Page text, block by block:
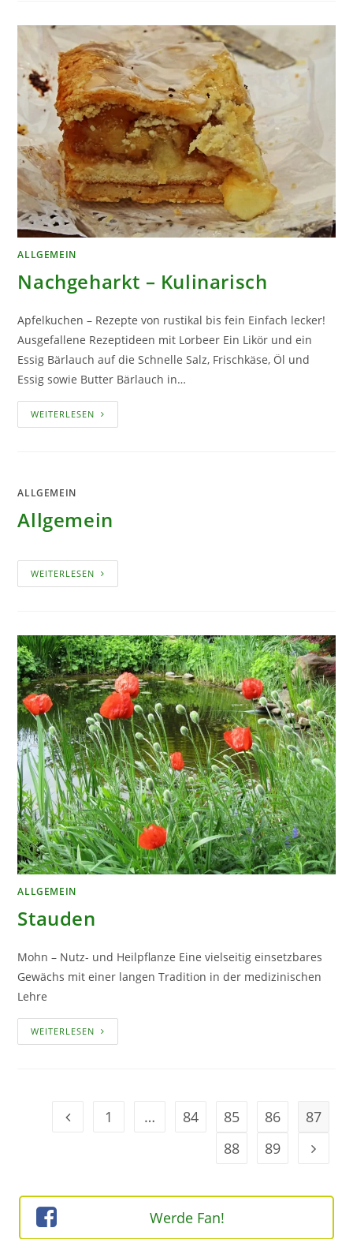
ALLGEMEIN
Nachgeharkt – Kulinarisch
Apfelkuchen – Rezepte von rustikal bis fein Einfach lecker!
Ausgefallene Rezeptideen mit Lorbeer Ein Likör und ein
Essig Bärlauch auf die Schnelle Salz, Frischkäse, Öl und
Essig sowie Butter Bärlauch in…
WEITERLESEN NACHGEHARKT
–
ALLGEMEIN
Allgemein
WEITERLESEN ALLGEMEIN
ALLGEMEIN
Stauden
Mohn – Nutz- und Heilpflanze Eine vielseitig einsetzbares
Gewächs mit einer langen Tradition in der medizinischen
Lehre
WEITERLESEN STAUDEN
Geh zur Option
1 … 84 85 86
87
88
89 Geh
Werde Fan!